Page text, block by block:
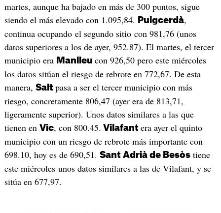
martes, aunque ha bajado en más de 300 puntos, sigue
siendo el más elevado con 1.095,84.
Puigcerdà,
continua ocupando el segundo sitio con 981,76 (unos
datos superiores a los de ayer, 952.87). El martes, el tercer
municipio era Manlleu con 926,50 pero este miércoles
los datos sitúan el riesgo de rebrote en 772,67. De esta
manera, Salt pasa a ser el tercer municipio con más
riesgo, concretamente 806,47 (ayer era de 813,71,
ligeramente superior). Unos datos similares a las que
tienen en Vic, con 800.45. Vilafant era ayer el quinto
municipio con un riesgo de rebrote más importante con
698.10, hoy es de 690,51. Sant Adrià de Besòstiene
este miércoles unos datos similares a las de Vilafant, y se
sitúa en 677,97.